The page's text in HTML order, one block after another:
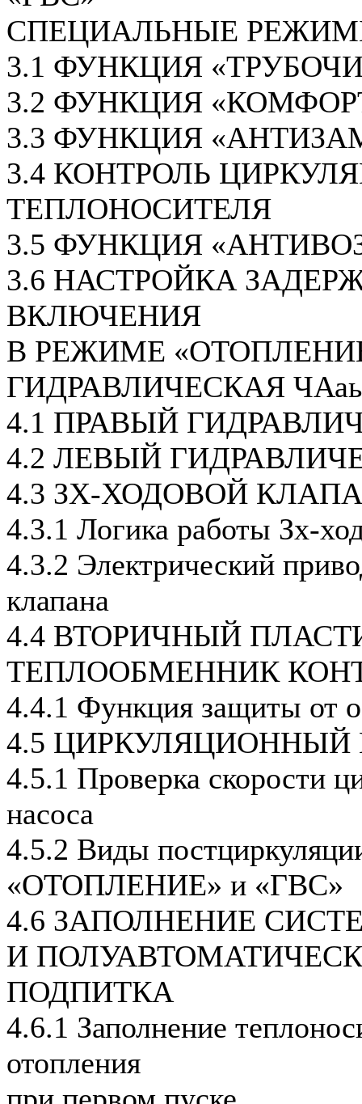
СПЕЦИАЛЬНЫЕ
3.1 ФУНКЦИЯ
3.2 ФУНКЦИЯ
3.3 ФУНКЦИЯ
3.4 КОНТРОЛЬ
ТЕПЛОНОСИТЕЛЯ
3.5 ФУНКЦИЯ
3.6 НАСТРОЙКА
ВКЛЮЧЕНИЯ
В РЕЖИМЕ
ГИДРАВЛИЧЕСКАЯ ЧАаь
4.1 ПРАВЫЙ
4.2 ЛЕВЫЙ
4.3 ЗХ-ХОДОВОЙ
4.3.1 Логика работы Зх-
4.3.2 Электрический
клапана
4.4 ВТОРИЧНЫЙ
ТЕПЛООБМЕННИК
4.4.1 Функция защиты от
4.5 ЦИРКУЛЯЦИОННЫЙ
4.5.1 Проверка скорости
насоса
4.5.2 Виды
«ОТОПЛЕНИЕ» и «ГВС»
4.6 ЗАПОЛНЕНИЕ
И
ПОДПИТКА
4.6.1 Заполнение
отопления